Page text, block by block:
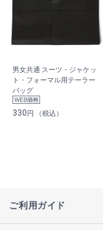
男女共通 スーツ・ジャケッ
ト・フォーマル用テーラー
バッグ
330円 （税込）
ご利用ガイド